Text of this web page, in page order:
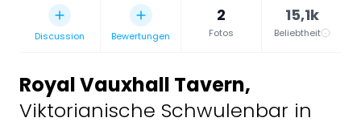
Discussion Bewertungen
2
Fotos
15,1k
Beliebtheit
Royal Vauxhall Tavern,
Viktorianische Schwulenbar in